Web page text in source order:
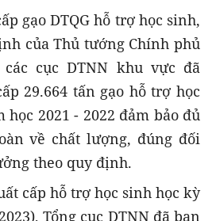
gạo DTQG hỗ trợ học sinh,
của Thủ tướng Chính phủ
cục DTNN khu vực đã
29.664 tấn gạo hỗ trợ học
2021 - 2022 đảm bảo đủ
về chất lượng, đúng đối
theo quy định.
cấp hỗ trợ học sinh học kỳ
Tổng cục DTNN đã ban